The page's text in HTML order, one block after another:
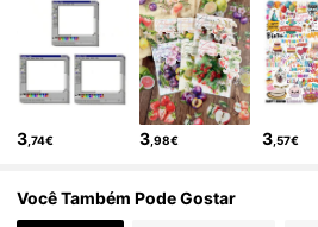
4,91 551 Seguidores
4,91 551 Seguidores
3 ,74€ 3 ,98€ 3,57€
Você Também Pode Gostar